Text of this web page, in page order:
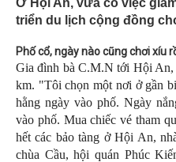
Ở Hội An, vừa có việc
triển du lịch cộng đồng
Phố cổ, ngày nào cũng chơi xíu
Gia đình bà C.M.N tới Hội An,
km. "Tôi chọn một nơi ở gần
hằng ngày vào phố. Ngày
vào phố. Mua chiếc vé tham
hết các bảo tàng ở Hội An,
chùa Cầu, hội quán Phúc